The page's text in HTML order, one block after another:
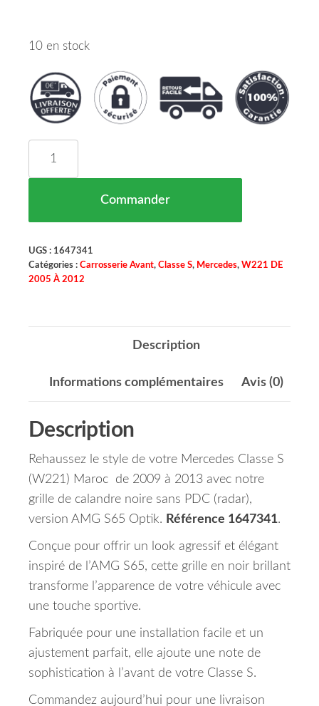
10 en stock
Commander
UGS : 1647341
Catégories : Carrosserie Avant, Classe S, Mercedes, W221 DE
2005 À 2012
Description
Informations complémentaires Avis (0)
Description
Rehaussez le style de votre Mercedes Classe S
(W221) Maroc de 2009 à 2013 avec notre
grille de calandre noire sans PDC (radar),
version AMG S65 Optik. Référence 1647341.
Conçue pour offrir un look agressif et élégant
inspiré de l’AMG S65, cette grille en noir brillant
transforme l’apparence de votre véhicule avec
une touche sportive.
Fabriquée pour une installation facile et un
ajustement parfait, elle ajoute une note de
sophistication à l’avant de votre Classe S.
Commandez aujourd’hui pour une livraison